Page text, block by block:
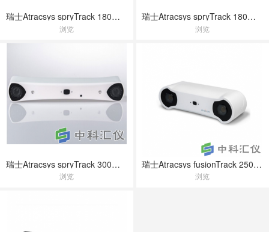
瑞士Atracsys spryTrack 180光学测量系统
浏览
瑞士Atracsys spryTrack 180光学测量系统
浏览
瑞士Atracsys spryTrack 300光学测量系统
浏览
瑞士Atracsys fusionTrack 250光学测量系统
浏览